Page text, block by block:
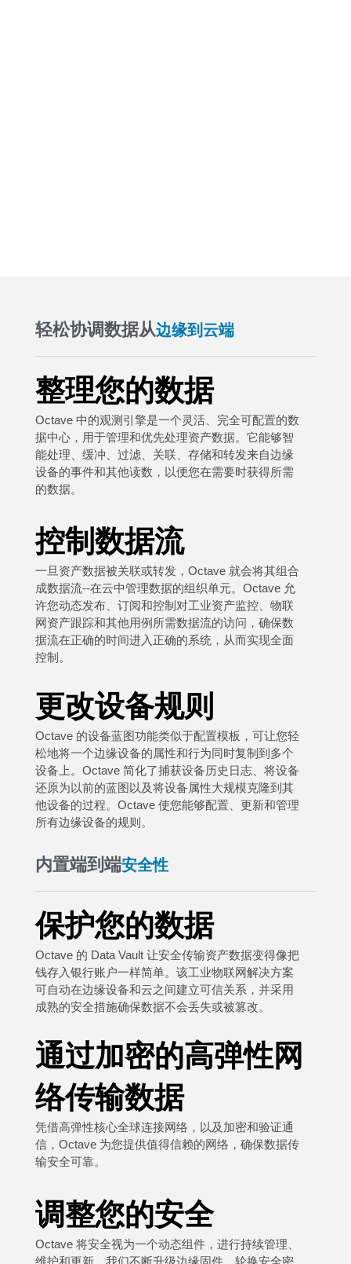
轻松协调数据从边缘到云端
整理您的数据
Octave 中的观测引擎是一个灵活、完全可配置的数
据中心，用于管理和优先处理资产数据。它能够智
能处理、缓冲、过滤、关联、存储和转发来自边缘
设备的事件和其他读数，以便您在需要时获得所需
的数据。
控制数据流
一旦资产数据被关联或转发，Octave 就会将其组合
成数据流--在云中管理数据的组织单元。Octave 允
许您动态发布、订阅和控制对工业资产监控、物联
网资产跟踪和其他用例所需数据流的访问，确保数
据流在正确的时间进入正确的系统，从而实现全面
控制。
更改设备规则
Octave 的设备蓝图功能类似于配置模板，可让您轻
松地将一个边缘设备的属性和行为同时复制到多个
设备上。Octave 简化了捕获设备历史日志、将设备
还原为以前的蓝图以及将设备属性大规模克隆到其
他设备的过程。Octave 使您能够配置、更新和管理
所有边缘设备的规则。
内置端到端安全性
保护您的数据
Octave 的 Data Vault 让安全传输资产数据变得像把
钱存入银行账户一样简单。该工业物联网解决方案
可自动在边缘设备和云之间建立可信关系，并采用
成熟的安全措施确保数据不会丢失或被篡改。
通过加密的高弹性网
络传输数据
凭借高弹性核心全球连接网络，以及加密和验证通
信，Octave 为您提供值得信赖的网络，确保数据传
输安全可靠。
调整您的安全
Octave 将安全视为一个动态组件，进行持续管理、
维护和更新。我们不断升级边缘固件，轮换安全密